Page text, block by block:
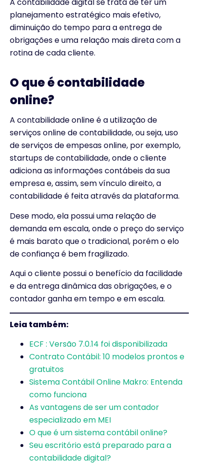
A contabilidade digital se trata de ter um
planejamento estratégico mais efetivo,
diminuição do tempo para a entrega de
obrigações e uma relação mais direta com a
rotina de cada cliente.
O que é contabilidade
online?
A contabilidade online é a utilização de
serviços online de contabilidade, ou seja, uso
de serviços de empesas online, por exemplo,
startups de contabilidade, onde o cliente
adiciona as informações contábeis da sua
empresa e, assim, sem vínculo direito, a
contabilidade é feita através da plataforma.
Dese modo, ela possui uma relação de
demanda em escala, onde o preço do serviço
é mais barato que o tradicional, porém o elo
de confiança é bem fragilizado.
Aqui o cliente possui o benefício da facilidade
e da entrega dinâmica das obrigações, e o
contador ganha em tempo e em escala.
Leia também:
ECF : Versão 7.0.14 foi disponibilizada
Contrato Contábil: 10 modelos prontos e
gratuitos
Sistema Contábil Online Makro: Entenda
como funciona
As vantagens de ser um contador
especializado em MEI
O que é um sistema contábil online?
Seu escritório está preparado para a
contabilidade digital?